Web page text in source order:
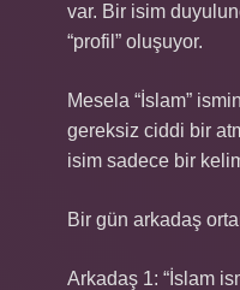
var. Bir isim
“profil” oluşuyor.
Mesela “İslam”
gereksiz ciddi bir
isim sadece bir
Bir gün arkadaş
Arkadaş 1: “İslam